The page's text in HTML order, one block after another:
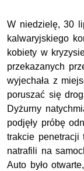
W niedzielę, 30
kalwaryjskiego
kobiety w
przekazanych
wyjechała z
poruszać się
Dyżurny
podjęły próbę
trakcie penetracji
natrafili na
Auto było